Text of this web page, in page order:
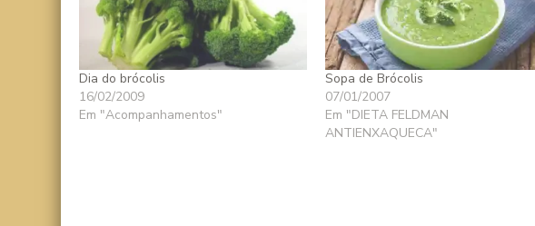
Dia do brócolis
16/02/2009
Em "Acompanhamentos"
Sopa de Brócolis
07/01/2007
Em "DIETA FELDMAN
ANTIENXAQUECA"